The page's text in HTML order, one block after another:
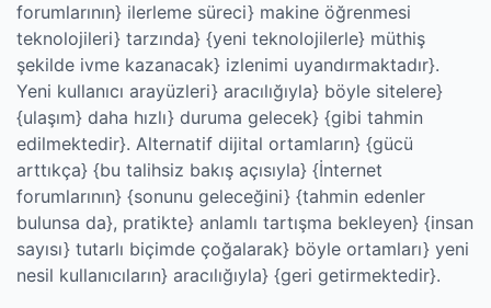
forumlarının} ilerleme süreci} makine öğrenmesi
teknolojileri} tarzında} {yeni teknolojilerle} müthiş
şekilde ivme kazanacak} izlenimi uyandırmaktadır}.
Yeni kullanıcı arayüzleri} aracılığıyla} böyle sitelere}
{ulaşım} daha hızlı} duruma gelecek} {gibi tahmin
edilmektedir}. Alternatif dijital ortamların} {gücü
arttıkça} {bu talihsiz bakış açısıyla} {İnternet
forumlarının} {sonunu geleceğini} {tahmin edenler
bulunsa da}, pratikte} anlamlı tartışma bekleyen} {insan
sayısı} tutarlı biçimde çoğalarak} böyle ortamları} yeni
nesil kullanıcıların} aracılığıyla} {geri getirmektedir}.